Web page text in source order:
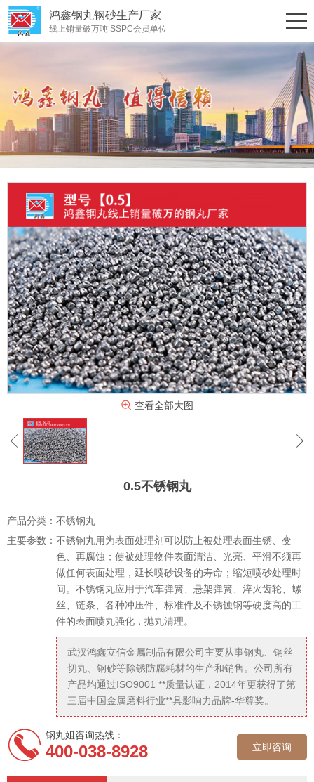
鸿鑫钢丸钢砂生产厂家
线上销量破万吨 SSPC会员单位
查看全部大图
0.5不锈钢丸
产品分类： 不锈钢丸
主要参数： 不锈钢丸用为表面处理剂可以防止被处理表面生锈、变
色、再腐蚀；使被处理物件表面清洁、光亮、平滑不须再
做任何表面处理，延长喷砂设备的寿命；缩短喷砂处理时
间。不锈钢丸应用于汽车弹簧、悬架弹簧、淬火齿轮、螺
丝、链条、各种冲压件、标准件及不锈蚀钢等硬度高的工
件的表面喷丸强化，抛丸清理。
武汉鸿鑫立信金属制品有限公司主要从事钢丸、钢丝
切丸、钢砂等除锈防腐耗材的生产和销售。公司所有
产品均通过ISO9001 **质量认证，2014年更获得了第
三届中国金属磨料行业**具影响力品牌-华尊奖。
钢丸姐咨询热线：
400-038-8928 立即咨询